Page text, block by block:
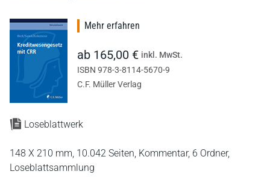
Loseblattwerk
148 X 210 mm, 10.042 Seiten, Kommentar, 6 Ordner,
Loseblattsammlung
Mehr erfahren
ab 165,00 € inkl. MwSt.
ISBN 978-3-8114-5670-9
C.F. Müller Verlag